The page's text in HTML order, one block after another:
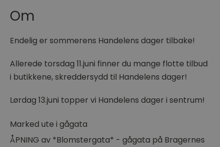
Om
Endelig er sommerens Handelens dager tilbake!
Allerede torsdag 11.juni finner du mange flotte tilbud
i butikkene, skreddersydd til Handelens dager!
Lørdag 13.juni topper vi Handelens dager i sentrum!
Marked ute i gågata
ÅPNING av *Blomstergata* - gågata på Bragernes